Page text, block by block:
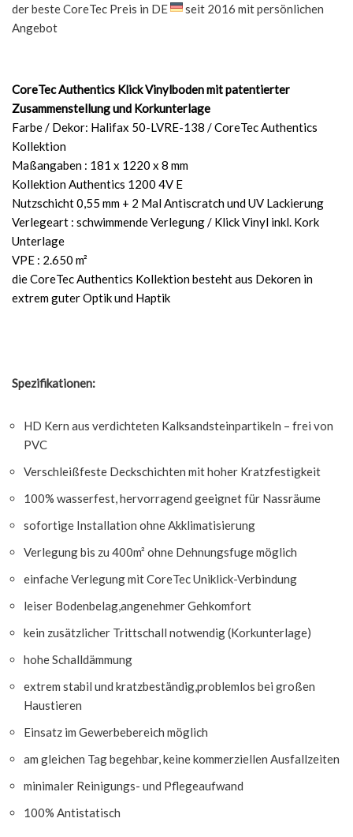
der beste CoreTec Preis in DE
seit 2016 mit persönlichen
Angebot
CoreTec Authentics Klick Vinylboden mit patentierter
Zusammenstellung und Korkunterlage
Farbe / Dekor: Halifax 50-LVRE-138 / CoreTec Authentics
Kollektion
Maßangaben : 181 x 1220 x 8 mm
Kollektion Authentics 1200 4V E
Nutzschicht 0,55 mm + 2 Mal Antiscratch und UV Lackierung
Verlegeart : schwimmende Verlegung / Klick Vinyl inkl. Kork
Unterlage
VPE : 2.650 m²
die CoreTec Authentics Kollektion besteht aus Dekoren in
extrem guter Optik und Haptik
Spezifikationen:
HD Kern aus verdichteten Kalksandsteinpartikeln – frei von
PVC
Verschleißfeste Deckschichten mit hoher Kratzfestigkeit
100% wasserfest, hervorragend geeignet für Nassräume
sofortige Installation ohne Akklimatisierung
Verlegung bis zu 400m² ohne Dehnungsfuge möglich
einfache Verlegung mit CoreTec Uniklick-Verbindung
leiser Bodenbelag,angenehmer Gehkomfort
kein zusätzlicher Trittschall notwendig (Korkunterlage)
hohe Schalldämmung
extrem stabil und kratzbeständig,problemlos bei großen
Haustieren
Einsatz im Gewerbebereich möglich
am gleichen Tag begehbar, keine kommerziellen Ausfallzeiten
minimaler Reinigungs- und Pflegeaufwand
100% Antistatisch